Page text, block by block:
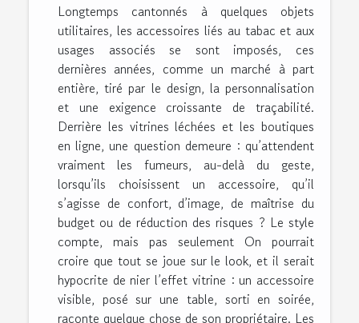
Longtemps cantonnés à quelques objets
utilitaires, les accessoires liés au tabac et aux
usages associés se sont imposés, ces
dernières années, comme un marché à part
entière, tiré par le design, la personnalisation
et une exigence croissante de traçabilité.
Derrière les vitrines léchées et les boutiques
en ligne, une question demeure : qu’attendent
vraiment les fumeurs, au-delà du geste,
lorsqu’ils choisissent un accessoire, qu’il
s’agisse de confort, d’image, de maîtrise du
budget ou de réduction des risques ? Le style
compte, mais pas seulement On pourrait
croire que tout se joue sur le look, et il serait
hypocrite de nier l’effet vitrine : un accessoire
visible, posé sur une table, sorti en soirée,
raconte quelque chose de son propriétaire. Les